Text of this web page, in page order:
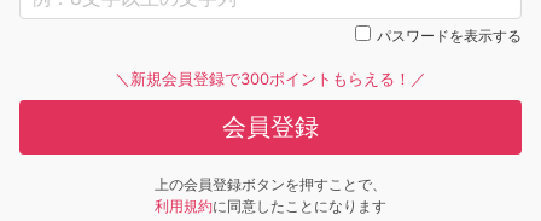
パスワードを表示する
＼新規会員登録で300ポイントもらえる！／
会員登録
上の会員登録ボタンを押すことで、
利用規約に同意したことになります